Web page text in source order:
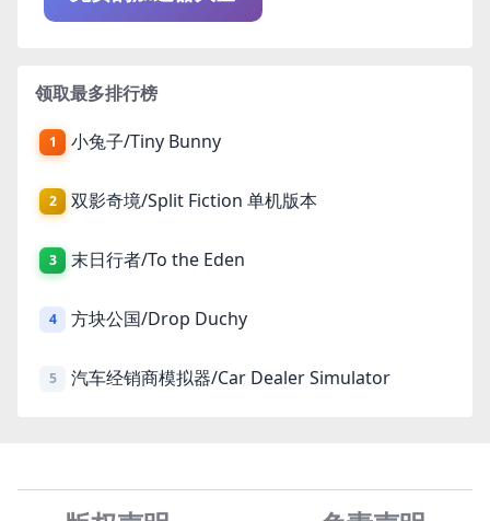
领取最多排行榜
1 小兔子/Tiny Bunny
2 双影奇境/Split Fiction 单机版本
3 末日行者/To the Eden
4 方块公国/Drop Duchy
5 汽车经销商模拟器/Car Dealer Simulator